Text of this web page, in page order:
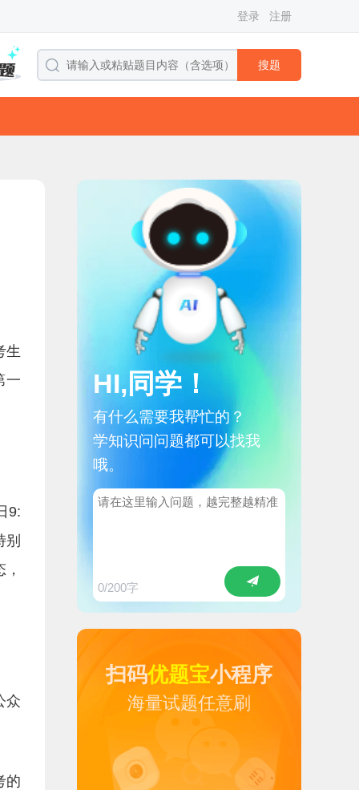
登录 注册
搜题
生
一
9:
别
众
的
HI,同学！
有什么需要我帮忙的？
学知识问问题都可以找我
哦。
0/200字
扫码优题宝小程序
海量试题任意刷